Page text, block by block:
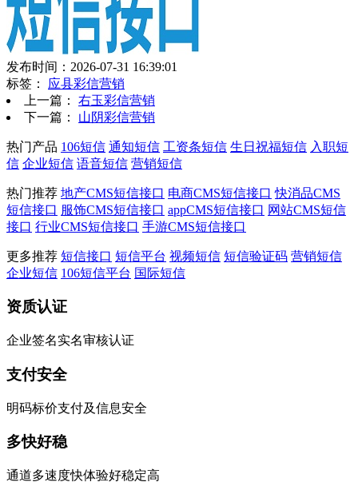
发布时间：2026-07-31 16:39:01
标签： 应县彩信营销
上一篇： 右玉彩信营销
下一篇： 山阴彩信营销
热门产品 106短信 通知短信 工资条短信 生日祝福短信 入职短
信 企业短信 语音短信 营销短信
热门推荐 地产CMS短信接口 电商CMS短信接口 快消品CMS
短信接口 服饰CMS短信接口 appCMS短信接口 网站CMS短信
接口 行业CMS短信接口 手游CMS短信接口
更多推荐 短信接口 短信平台 视频短信 短信验证码 营销短信
企业短信 106短信平台 国际短信
资质认证
企业签名实名审核认证
支付安全
明码标价支付及信息安全
多快好稳
通道多速度快体验好稳定高